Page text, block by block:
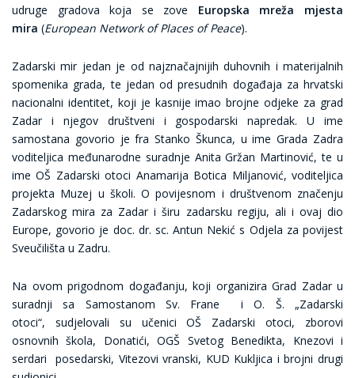
udruge gradova koja se zove Europska mreža mjesta
mira (European Network of Places of Peace).
Zadarski mir jedan je od najznačajnijih duhovnih i materijalnih
spomenika grada, te jedan od presudnih događaja za hrvatski
nacionalni identitet, koji je kasnije imao brojne odjeke za grad
Zadar i njegov društveni i gospodarski napredak. U ime
samostana govorio je fra Stanko Škunca, u ime Grada Zadra
voditeljica međunarodne suradnje Anita Gržan Martinović, te u
ime OŠ Zadarski otoci Anamarija Botica Miljanović, voditeljica
projekta Muzej u školi. O povijesnom i društvenom značenju
Zadarskog mira za Zadar i širu zadarsku regiju, ali i ovaj dio
Europe, govorio je doc. dr. sc. Antun Nekić s Odjela za povijest
Sveučilišta u Zadru.
Na ovom prigodnom događanju, koji organizira Grad Zadar u
suradnji sa Samostanom Sv. Frane i O. Š. „Zadarski
otoci“, sudjelovali su učenici OŠ Zadarski otoci, zborovi
osnovnih škola, Donatići, OGŠ Svetog Benedikta, Knezovi i
serdari posedarski, Vitezovi vranski, KUD Kukljica i brojni drugi